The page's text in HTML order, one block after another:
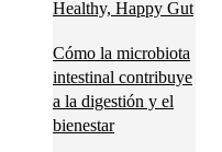
Cómo la microbiota
intestinal contribuye
a la digestión y el
bienestar